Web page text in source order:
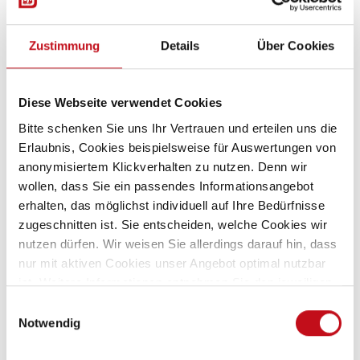
Zustimmung Details Über Cookies
Diese Webseite verwendet Cookies
Bitte schenken Sie uns Ihr Vertrauen und erteilen uns die
Erlaubnis, Cookies beispielsweise für Auswertungen von
anonymisiertem Klickverhalten zu nutzen. Denn wir
wollen, dass Sie ein passendes Informationsangebot
erhalten, das möglichst individuell auf Ihre Bedürfnisse
zugeschnitten ist. Sie entscheiden, welche Cookies wir
nutzen dürfen. Wir weisen Sie allerdings darauf hin, dass
nur mit aktiven Cookies unser Angebot optimal nutzbar
ist. Weitere Informationen entnehmen Sie den jeweiligen
Notwendig
Gebrauchtfahrzeug
4 Schlafplätze
Mover Smart A
Autarkpaket, Markise
Fahrradträger
Details